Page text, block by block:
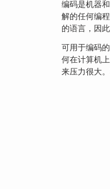
编码是机器
解的任何编
的语言，因
可用于编码
何在计算机
来压力很大